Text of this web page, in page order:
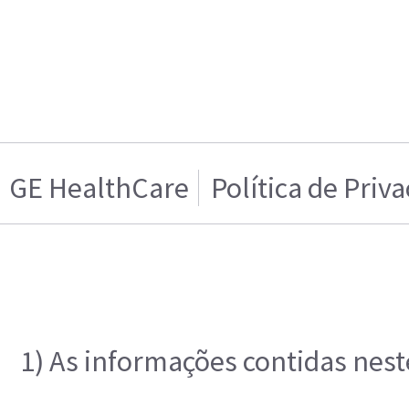
GE HealthCare Política de
1) As informações contidas